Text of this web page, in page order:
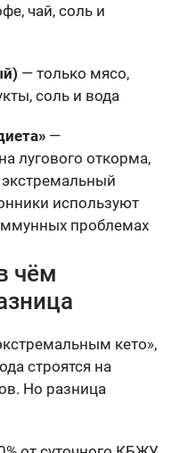
чай, соль и
— только мясо,
соль и вода
—
лугового откорма,
используют
проблемах
чём
кето»,
строятся на
Но разница